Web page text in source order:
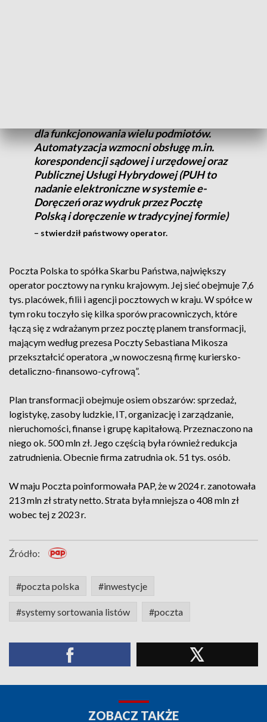
dla funkcjonowania wielu podmiotów.
Automatyzacja wzmocni obsługę m.in.
korespondencji sądowej i urzędowej oraz
Publicznej Usługi Hybrydowej (PUH to
nadanie elektroniczne w systemie e-
Doręczeń oraz wydruk przez Pocztę
Polską i doręczenie w tradycyjnej formie)
– stwierdził państwowy operator.
Poczta Polska to spółka Skarbu Państwa, największy
operator pocztowy na rynku krajowym. Jej sieć obejmuje 7,6
tys. placówek, filii i agencji pocztowych w kraju. W spółce w
tym roku toczyło się kilka sporów pracowniczych, które
łączą się z wdrażanym przez pocztę planem transformacji,
mającym według prezesa Poczty Sebastiana Mikosza
przekształcić operatora „w nowoczesną firmę kuriersko-
detaliczno-finansowo-cyfrową”.
Plan transformacji obejmuje osiem obszarów: sprzedaż,
logistykę, zasoby ludzkie, IT, organizację i zarządzanie,
nieruchomości, finanse i grupę kapitałową. Przeznaczono na
niego ok. 500 mln zł. Jego częścią była również redukcja
zatrudnienia. Obecnie firma zatrudnia ok. 51 tys. osób.
W maju Poczta poinformowała PAP, że w 2024 r. zanotowała
213 mln zł straty netto. Strata była mniejsza o 408 mln zł
wobec tej z 2023 r.
Źródło:
#poczta polska #inwestycje
#systemy sortowania listów #poczta
ZOBACZ TAKŻE